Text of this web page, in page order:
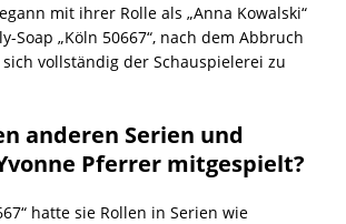
mit ihrer Rolle als „Anna Kowalski“
Soap „Köln 50667“, nach dem Abbruch
vollständig der Schauspielerei zu
anderen Serien und
Pferrer mitgespielt?
hatte sie Rollen in Serien wie